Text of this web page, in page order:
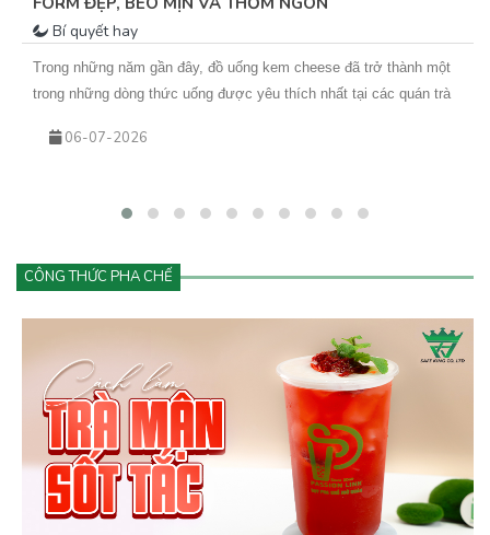
Bí quyết hay
Trong những năm gần đây, đồ uống kem cheese đã trở thành một
trong những dòng thức uống được yêu thích nhất tại các quán trà
cheese đến cà phê kem cheese hay matcha kem cheese, tất cả
06-07-2026
CÔNG THỨC PHA CHẾ